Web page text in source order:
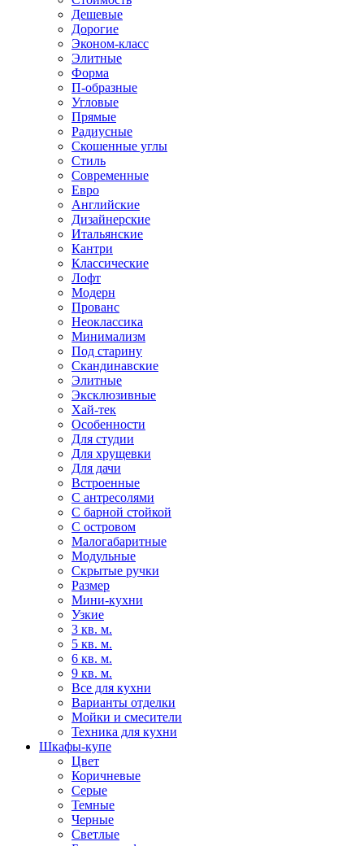
Дешевые
Дорогие
Эконом-класс
Элитные
Форма
П-образные
Угловые
Прямые
Радиусные
Скошенные углы
Стиль
Современные
Евро
Английские
Дизайнерские
Итальянские
Кантри
Классические
Лофт
Модерн
Прованс
Неоклассика
Минимализм
Под старину
Скандинавские
Элитные
Эксклюзивные
Хай-тек
Особенности
Для студии
Для хрущевки
Для дачи
Встроенные
С антресолями
С барной стойкой
С островом
Малогабаритные
Модульные
Скрытые ручки
Размер
Мини-кухни
Узкие
3 кв. м.
5 кв. м.
6 кв. м.
9 кв. м.
Все для кухни
Варианты отделки
Мойки и смесители
Техника для кухни
Шкафы-купе
Цвет
Коричневые
Серые
Темные
Черные
Светлые